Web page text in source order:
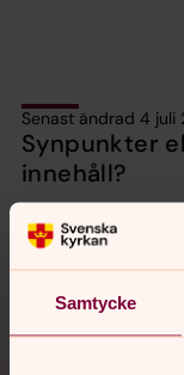
Samtycke
Senast ändrad 4 juli
Synpunkter
innehåll?
norberg-
Dela